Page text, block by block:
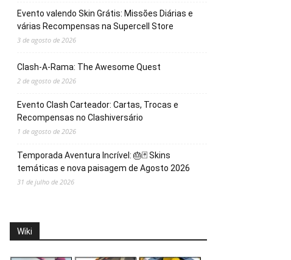
Evento valendo Skin Grátis: Missões Diárias e
várias Recompensas na Supercell Store
3 de agosto de 2026
Clash-A-Rama: The Awesome Quest
2 de agosto de 2026
Evento Clash Carteador: Cartas, Trocas e
Recompensas no Clashiversário
1 de agosto de 2026
Temporada Aventura Incrível: 🎂🃏 Skins
temáticas e nova paisagem de Agosto 2026
31 de julho de 2026
Wiki